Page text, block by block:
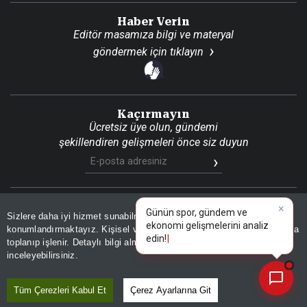
Sizlere daha iyi hizmet sunabilmek adına sitemizdeçerez
konumlandırmaktayız. Kişisel verileriniz, KVKK ve GDPR kapsamında
toplanıp işlenir. Detaylı bilgi almak için
inceleyebilirsiniz.
Tüm Çerezleri Kabul Et Çerez Ayarlarına Git
Haber Verin
Editör masamıza bilgi ve materyal
göndermek için tıklayın
Kaçırmayın
Ücretsiz üye olun, gündemi
şekillendiren gelişmeleri önce siz duyun
© 2026 İhlas Medya Grubu. Tüm Hakları Saklıdır
Son DakikaSite Haritası RSSKVKK Aydınlatma Metni
Gizlilik PolitikasıÇerez Politikası
×
Günün spor, gündem ve
ekonomi gelişmelerini analiz
edin!